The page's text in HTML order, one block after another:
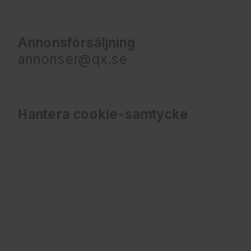
Annonsförsäljning
annonser@qx.se
Hantera cookie-samtycke